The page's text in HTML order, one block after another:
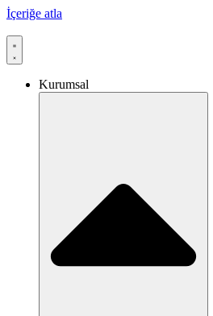
İçeriğe atla
Kurumsal